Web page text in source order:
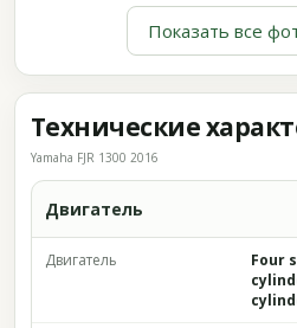
Показать все
Технические
Yamaha FJR 1300 2016
Двигатель
Двигатель
Four